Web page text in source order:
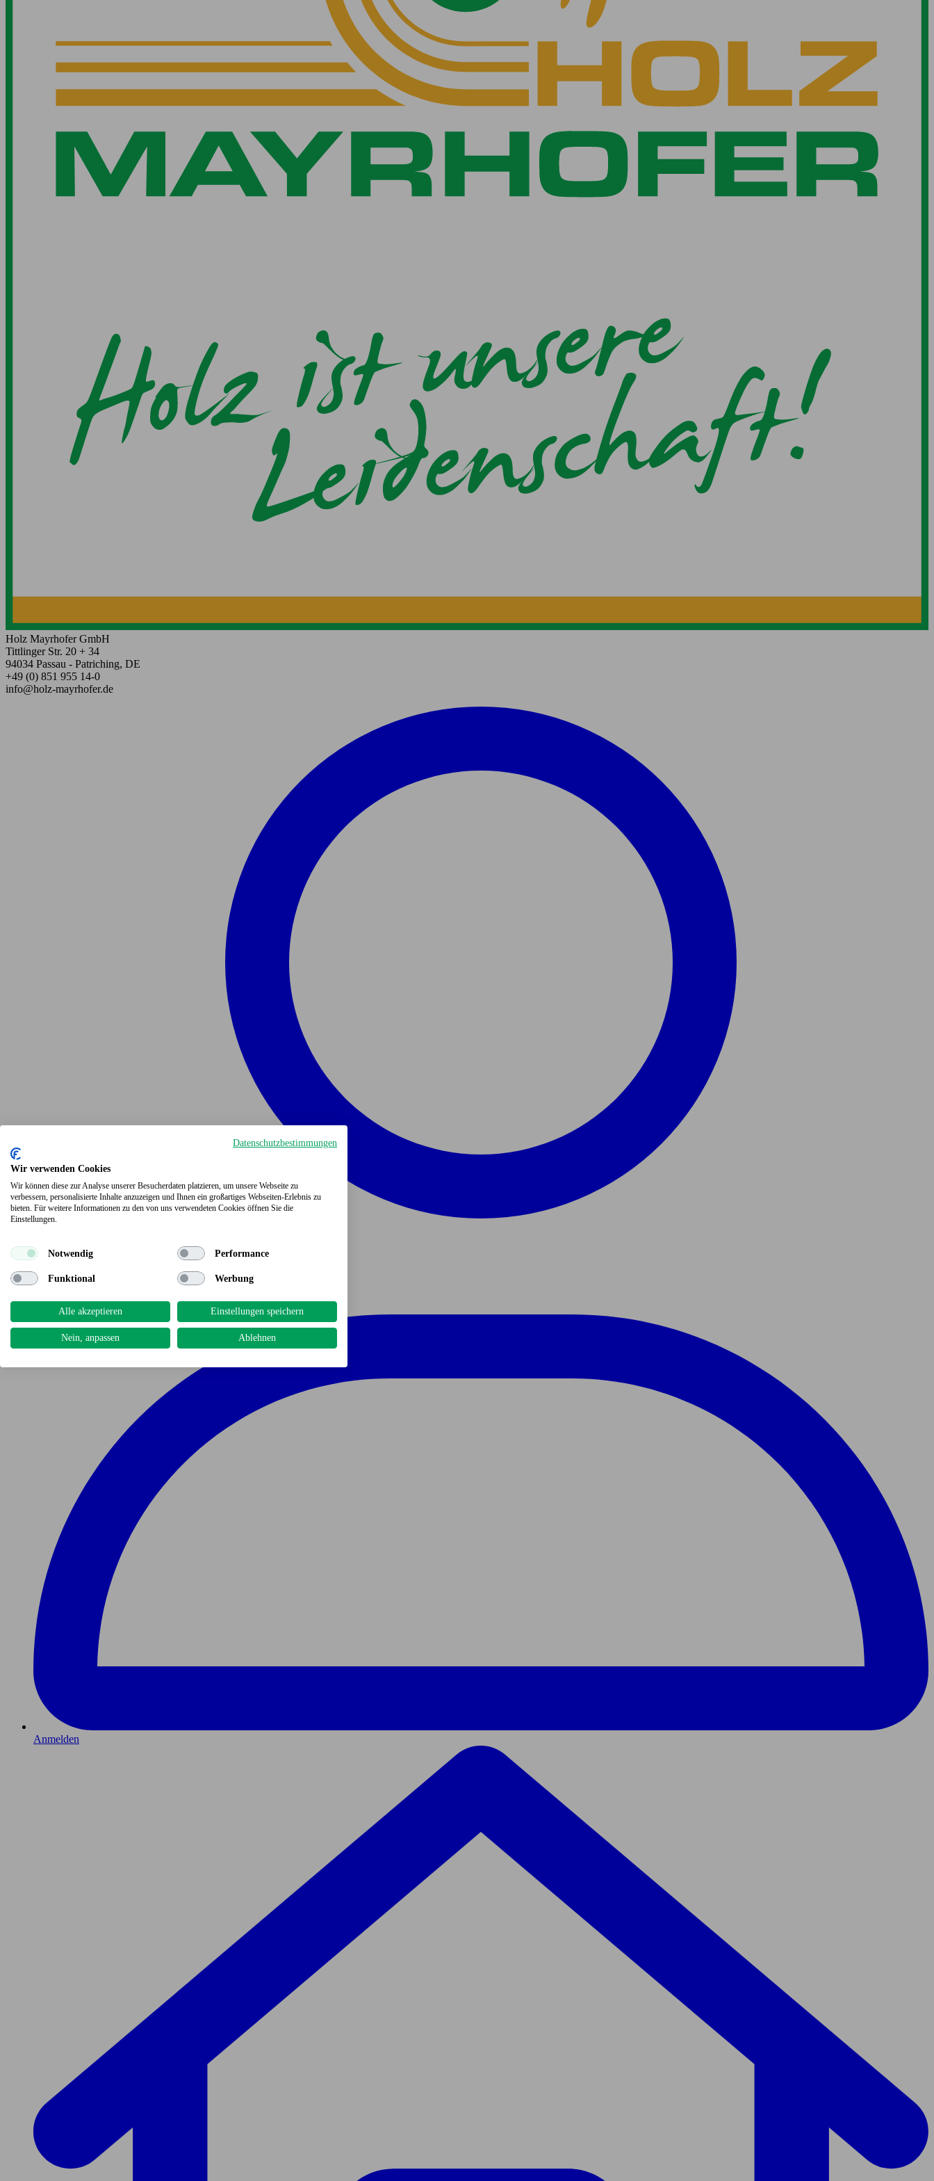
Holz Mayrhofer GmbH
Tittlinger Str. 20 + 34
94034 Passau - Patriching, DE
+49 (0) 851 955 14-0
info@holz-mayrhofer.de
Anmelden
Datenschutzbestimmungen
Wir verwenden Cookies
Wir können diese zur Analyse unserer Besucherdaten platzieren, um unsere Webseite zu
verbessern, personalisierte Inhalte anzuzeigen und Ihnen ein großartiges Webseiten-Erlebnis zu
bieten. Für weitere Informationen zu den von uns verwendeten Cookies öffnen Sie die
Einstellungen.
Notwendig Performance
Funktional Werbung
Alle akzeptieren Einstellungen speichern
Nein, anpassen Ablehnen